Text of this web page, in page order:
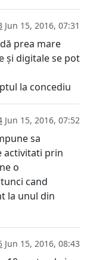
Jun 15, 2016, 07:31
prea mare
și digitale se pot
la concediu
Jun 15, 2016, 07:52
sa
activitati prin
o
cand
la unul din
Jun 15, 2016, 08:43